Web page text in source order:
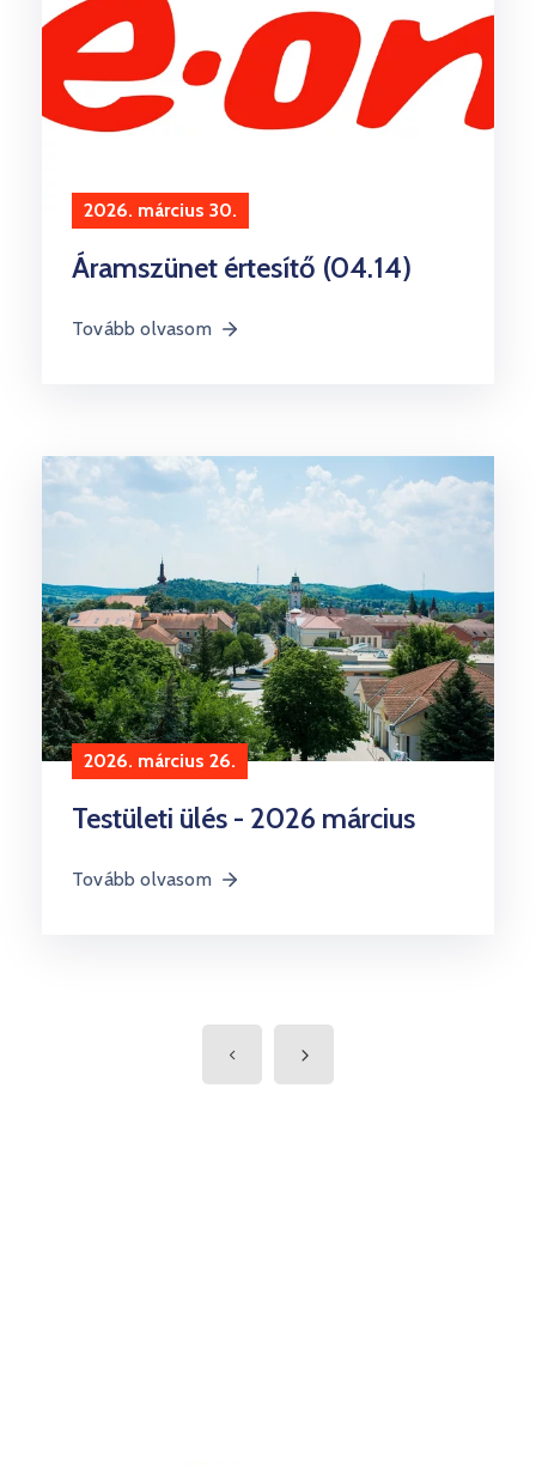
2026. március 30.
Áramszünet értesítő (04.14)
Tovább olvasom
2026. március 26.
Testületi ülés - 2026 március
Tovább olvasom